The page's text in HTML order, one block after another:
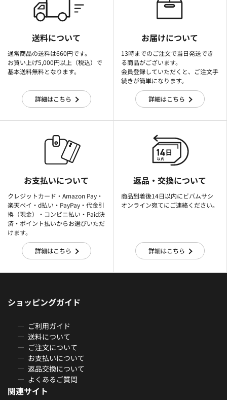
送料について
通常商品の送料は660円です。
お買い上げ5,000円以上（税込）で
基本送料無料となります。
詳細はこちら
お届けについて
13時までのご注文で当日発送でき
る商品がございます。
会員登録していただくと、ご注文手
続きが簡単になります。
詳細はこちら
お支払いについて
クレジットカード・Amazon Pay・
楽天ぺイ・d払い・PayPay・代金引
換（現金）・コンビニ払い・Paid決
済・ポイント払いからお選びいただ
けます。
詳細はこちら
返品・交換について
商品到着後14日以内にビバムサシ
オンライン宛てにご連絡ください。
詳細はこちら
ショッピングガイド
ご利用ガイド
送料について
ご注文について
お支払いについて
返品交換について
よくあるご質問
関連サイト